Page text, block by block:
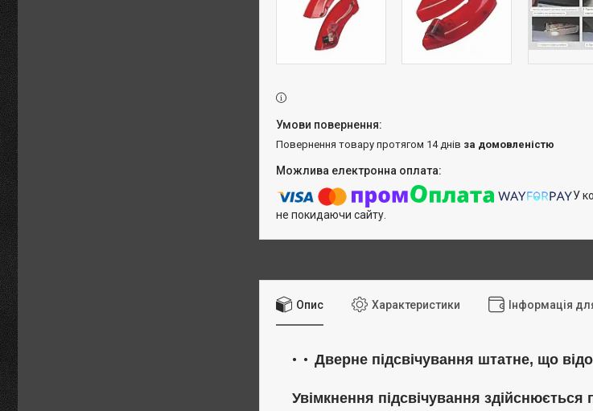
повернення товару протягом 14 днів за домовленістю
У
не покидаючи сайту.
Опис Характеристики Інформація
Дверне підсвічування штатне, що
Увімкнення підсвічування